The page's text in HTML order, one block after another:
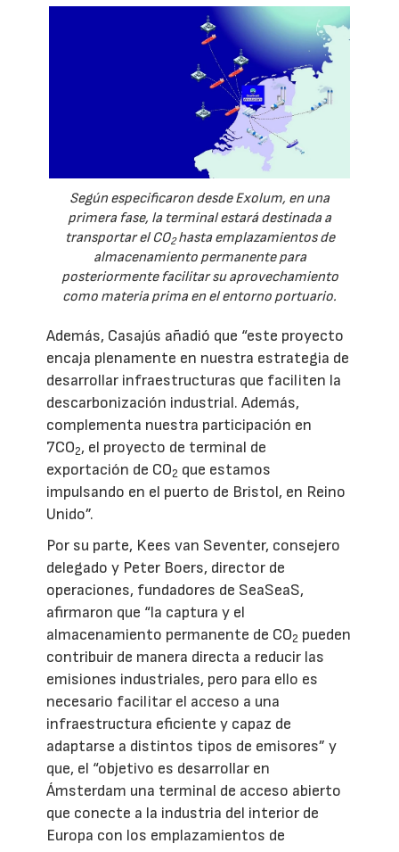
Según especificaron desde Exolum, en una
primera fase, la terminal estará destinada a
transportar el CO2hasta emplazamientos de
almacenamiento permanente para
posteriormente facilitar su aprovechamiento
como materia prima en el entorno portuario.
Además, Casajús añadió que “este proyecto
encaja plenamente en nuestra estrategia de
desarrollar infraestructuras que faciliten la
descarbonización industrial. Además,
complementa nuestra participación en
7CO2, el proyecto de terminal de
exportación de CO2 que estamos
impulsando en el puerto de Bristol, en Reino
Unido”.
Por su parte, Kees van Seventer, consejero
delegado y Peter Boers, director de
operaciones, fundadores de SeaSeaS,
afirmaron que “la captura y el
almacenamiento permanente de CO2 pueden
contribuir de manera directa a reducir las
emisiones industriales, pero para ello es
necesario facilitar el acceso a una
infraestructura eficiente y capaz de
adaptarse a distintos tipos de emisores” y
que, el “objetivo es desarrollar en
Ámsterdam una terminal de acceso abierto
que conecte a la industria del interior de
Europa con los emplazamientos de